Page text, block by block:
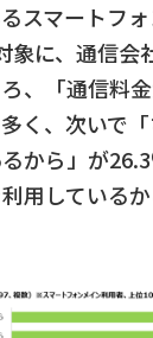
スマートフ
象に、通信会
、「通信料金
く、次いで
から」が
用している